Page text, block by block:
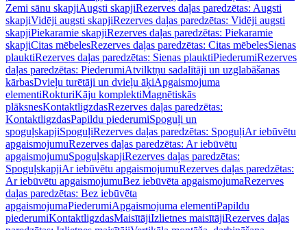
Zemi sānu skapjiAugsti skapjiRezerves daļas paredzētas: Augsti
skapjiVidēji augsti skapjiRezerves daļas paredzētas: Vidēji augsti
skapjiPiekaramie skapjiRezerves daļas paredzētas: Piekaramie
skapjiCitas mēbelesRezerves daļas paredzētas: Citas mēbelesSienas
plauktiRezerves daļas paredzētas: Sienas plauktiPiederumiRezerves
daļas paredzētas: PiederumiAtvilktņu sadalītāji un uzglabāšanas
kārbasDvieļu turētāji un dvieļu āķiApgaismojuma
elementiRokturiKāju komplektiMagnētiskās
plāksnesKontaktligzdasRezerves daļas paredzētas:
KontaktligzdasPapildu piederumiSpoguļi un
spoguļskapjiSpoguļiRezerves daļas paredzētas: SpoguļiAr iebūvētu
apgaismojumuRezerves daļas paredzētas: Ar iebūvētu
apgaismojumuSpoguļskapjiRezerves daļas paredzētas:
SpoguļskapjiAr iebūvētu apgaismojumuRezerves daļas paredzētas:
Ar iebūvētu apgaismojumuBez iebūvēta apgaismojumaRezerves
daļas paredzētas: Bez iebūvēta
apgaismojumaPiederumiApgaismojuma elementiPapildu
piederumiKontaktligzdasMaisītājiIzlietnes maisītājiRezerves daļas